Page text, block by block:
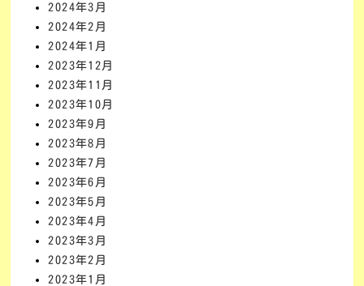
2024年3月
2024年2月
2024年1月
2023年12月
2023年11月
2023年10月
2023年9月
2023年8月
2023年7月
2023年6月
2023年5月
2023年4月
2023年3月
2023年2月
2023年1月